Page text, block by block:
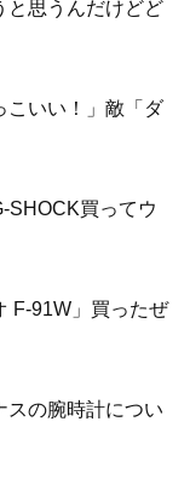
と思うんだけどど
こいい！」敵「ダ
SHOCK買ってウ
F-91W」買ったぜ
スの腕時計につい